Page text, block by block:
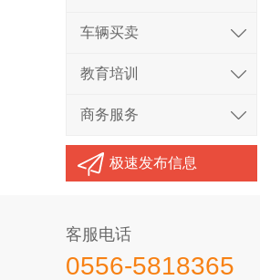
车辆买卖
教育培训
商务服务
极速发布信息
客服电话
0556-5818365